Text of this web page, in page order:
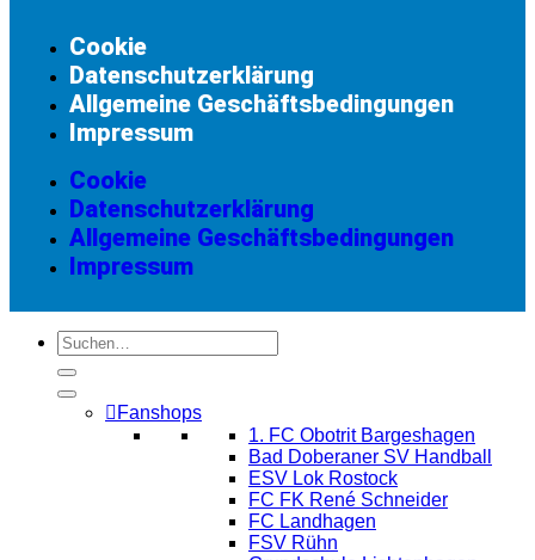
Cookie
Datenschutzerklärung
Allgemeine Geschäftsbedingungen
Impressum
Cookie
Datenschutzerklärung
Allgemeine Geschäftsbedingungen
Impressum
Fanshops
1. FC Obotrit Bargeshagen
Bad Doberaner SV Handball
ESV Lok Rostock
FC FK René Schneider
FC Landhagen
FSV Rühn